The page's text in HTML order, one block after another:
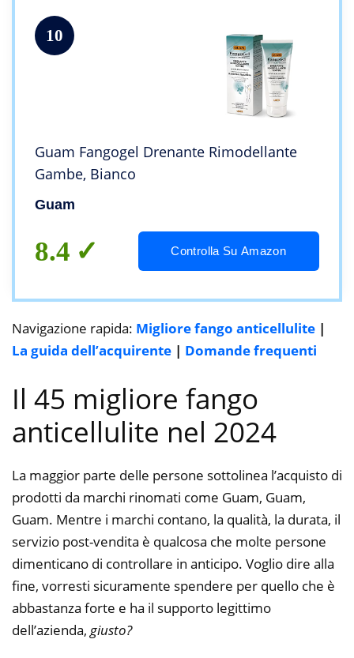
10
Guam Fangogel Drenante Rimodellante
Gambe, Bianco
Guam
8.4 Controlla Su Amazon
Navigazione rapida: Migliore fango anticellulite |
La guida dell’acquirente | Domande frequenti
Il 45 migliore fango
anticellulite nel 2024
La maggior parte delle persone sottolinea l’acquisto di
prodotti da marchi rinomati come Guam, Guam,
Guam. Mentre i marchi contano, la qualità, la durata, il
servizio post-vendita è qualcosa che molte persone
dimenticano di controllare in anticipo. Voglio dire alla
fine, vorresti sicuramente spendere per quello che è
abbastanza forte e ha il supporto legittimo
dell’azienda, giusto?